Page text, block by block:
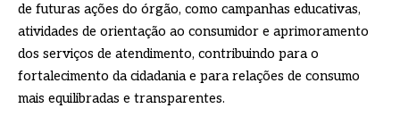
de futuras ações do órgão, como campanhas educativas,
atividades de orientação ao consumidor e aprimoramento
dos serviços de atendimento, contribuindo para o
fortalecimento da cidadania e para relações de consumo
mais equilibradas e transparentes.